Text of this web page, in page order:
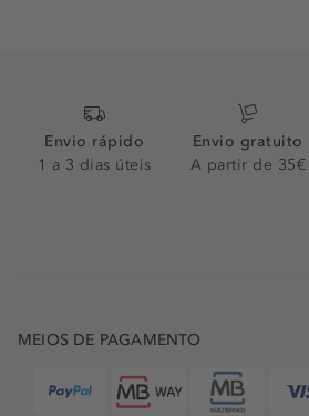
Envio rápido
1 a 3 dias úteis
Envio gratuito
A partir de 35€
MEIOS DE PAGAMENTO